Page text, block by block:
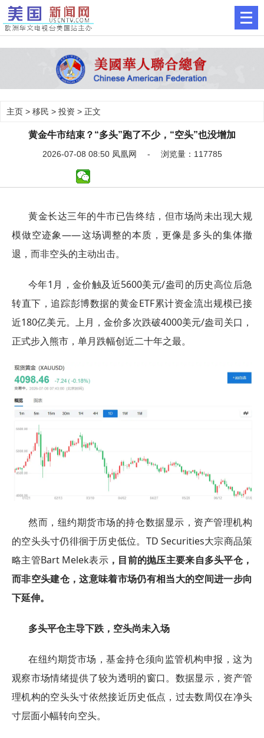
主页 > 移民 > 投资 > 正文
黄金牛市结束？“多头”跑了不少，“空头”也没增加
2026-07-08 08:50 凤凰网 - 浏览量：117785
黄金长达三年的牛市已告终结，但市场尚未出现大规
模做空迹象——这场调整的本质，更像是多头的集体撤
退，而非空头的主动出击。
今年1月，金价触及近5600美元/盎司的历史高位后急
转直下，追踪彭博数据的黄金ETF累计资金流出规模已接
近180亿美元。上月，金价多次跌破4000美元/盎司关口，
正式步入熊市，单月跌幅创近二十年之最。
然而，纽约期货市场的持仓数据显示，资产管理机构
的空头头寸仍徘徊于历史低位。TD Securities大宗商品策
略主管Bart Melek表示 ，目前的抛压主要来自多头平仓，
而非空头建仓，这意味着市场仍有相当大的空间进一步向
下延伸。
多头平仓主导下跌，空头尚未入场
在纽约期货市场，基金持仓须向监管机构申报，这为
观察市场情绪提供了较为透明的窗口。数据显示，资产管
理机构的空头头寸依然接近历史低点，过去数周仅在净头
寸层面小幅转向空头。